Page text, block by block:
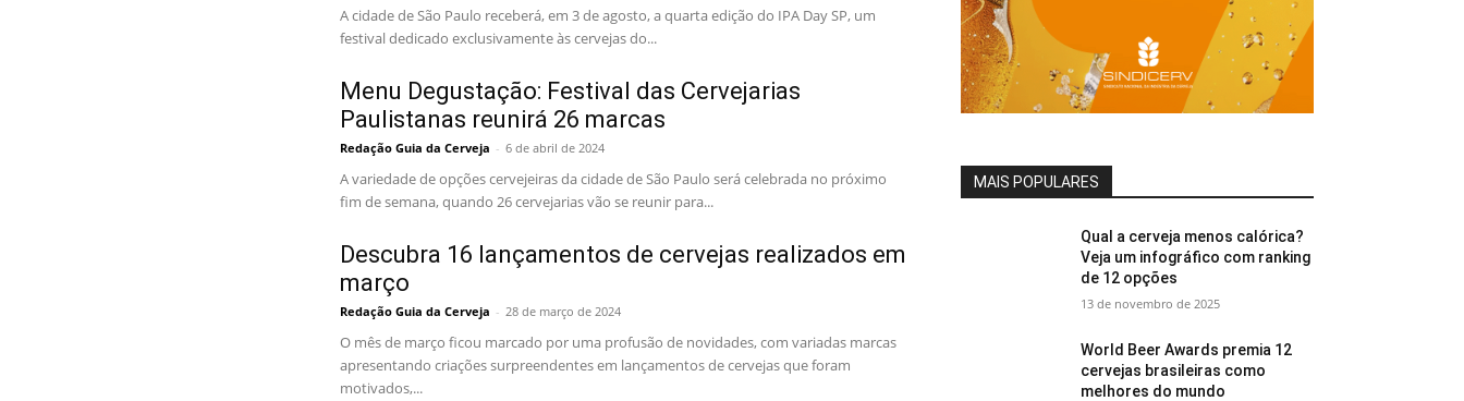
A cidade de São Paulo receberá, em 3 de agosto, a quarta edição do IPA Day SP, um
festival dedicado exclusivamente às cervejas do...
Menu Degustação: Festival das Cervejarias
Paulistanas reunirá 26 marcas
Redação Guia da Cerveja - 6 de abril de 2024
A variedade de opções cervejeiras da cidade de São Paulo será celebrada no próximo
fim de semana, quando 26 cervejarias vão se reunir para...
Descubra 16 lançamentos de cervejas realizados em
março
Redação Guia da Cerveja - 28 de março de 2024
O mês de março ficou marcado por uma profusão de novidades, com variadas marcas
apresentando criações surpreendentes em lançamentos de cervejas que foram
motivados,...
MAIS POPULARES
Qual a cerveja menos calórica?
Veja um infográfico com ranking
de 12 opções
13 de novembro de 2025
World Beer Awards premia 12
cervejas brasileiras como
melhores do mundo